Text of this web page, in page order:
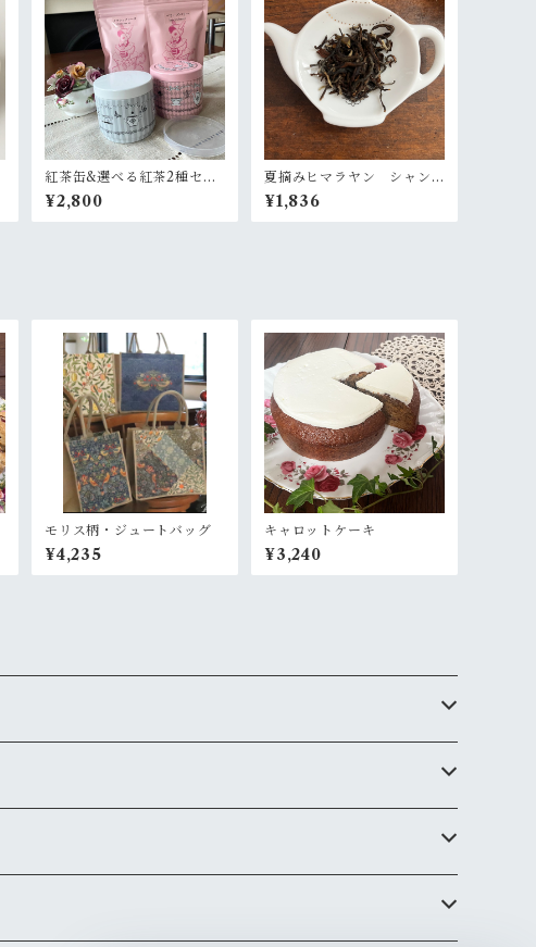
紅茶缶&選べる紅茶2種セッ
ト
¥2,800
夏摘みヒマラヤン シャン
グリラゴールド チャック
袋入40g
¥1,836
モリス柄・ジュートバッグ
¥4,235
キャロットケーキ
¥3,240